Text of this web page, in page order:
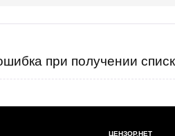
при получении
ЦЕНЗОР.НЕТ